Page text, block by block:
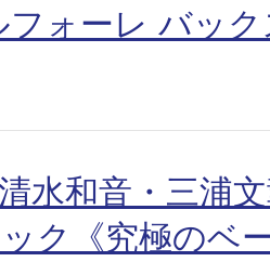
フォーレ バッ
水和音・三浦
ク《究極のベ